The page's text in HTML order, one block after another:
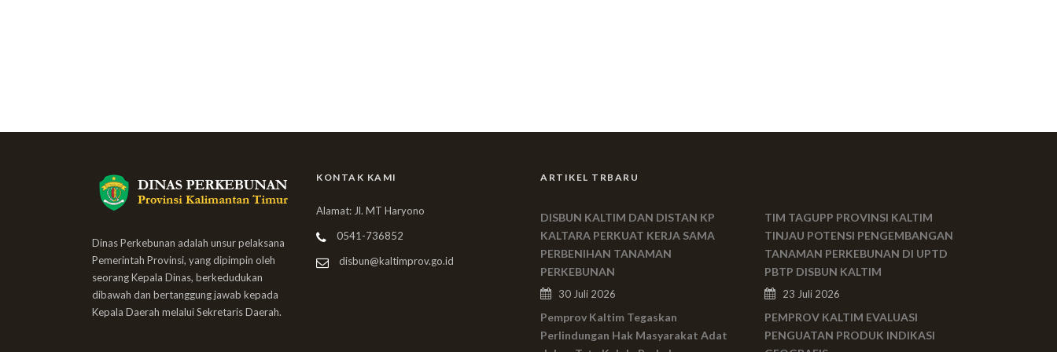
Dinas Perkebunan adalah unsur pelaksana
Pemerintah Provinsi, yang dipimpin oleh
seorang Kepala Dinas, berkedudukan
dibawah dan bertanggung jawab kepada
Kepala Daerah melalui Sekretaris Daerah.
KONTAK KAMI
Alamat: Jl. MT Haryono
0541-736852
disbun@kaltimprov.go.id
ARTIKEL TRBARU
DISBUN KALTIM DAN DISTAN KP
KALTARA PERKUAT KERJA SAMA
PERBENIHAN TANAMAN
PERKEBUNAN
30 Juli 2026
Pemprov Kaltim Tegaskan
Perlindungan Hak Masyarakat Adat
TIM TAGUPP PROVINSI KALTIM
TINJAU POTENSI PENGEMBANGAN
TANAMAN PERKEBUNAN DI UPTD
PBTP DISBUN KALTIM
23 Juli 2026
PEMPROV KALTIM EVALUASI
PENGUATAN PRODUK INDIKASI